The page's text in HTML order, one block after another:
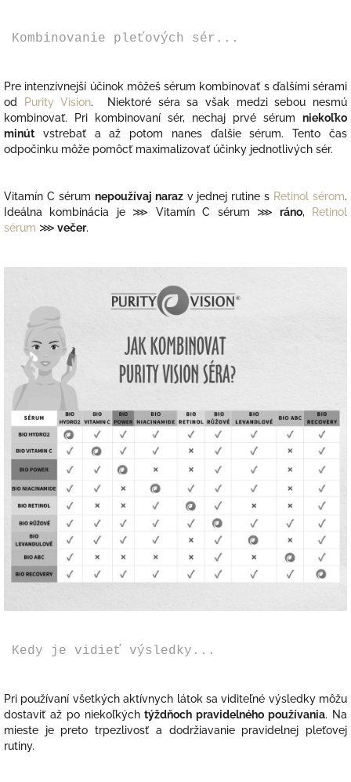
Kombinovanie pleťových sér...
Pre intenzívnejší účinok môžeš sérum kombinovať s ďalšími sérami
od
Purity Vision. Niektoré séra sa však medzi sebou nesmú
kombinovať. Pri kombinovaní sér, nechaj prvé sérum
niekoľko
minút
vstrebať a až potom nanes ďalšie sérum. Tento čas
odpočinku môže pomôcť maximalizovať účinky jednotlivých sér.
Vitamín C sérum nepoužívaj naraz v jednej rutine s Retinol sérom.
deálna kombinácia je ⋙ Vitamín C sérum ⋙ ráno,
Retinol
sérum ⋙ večer.
Kedy je vidieť výsledky...
Pri používaní všetkých aktívnych látok sa viditeľné výsledky môžu
dostaviť až po niekoľkýchtýždňoch pravidelného používania. Na
mieste je preto trpezlivosť a dodržiavanie pravidelnej pleťovej
rutiny.